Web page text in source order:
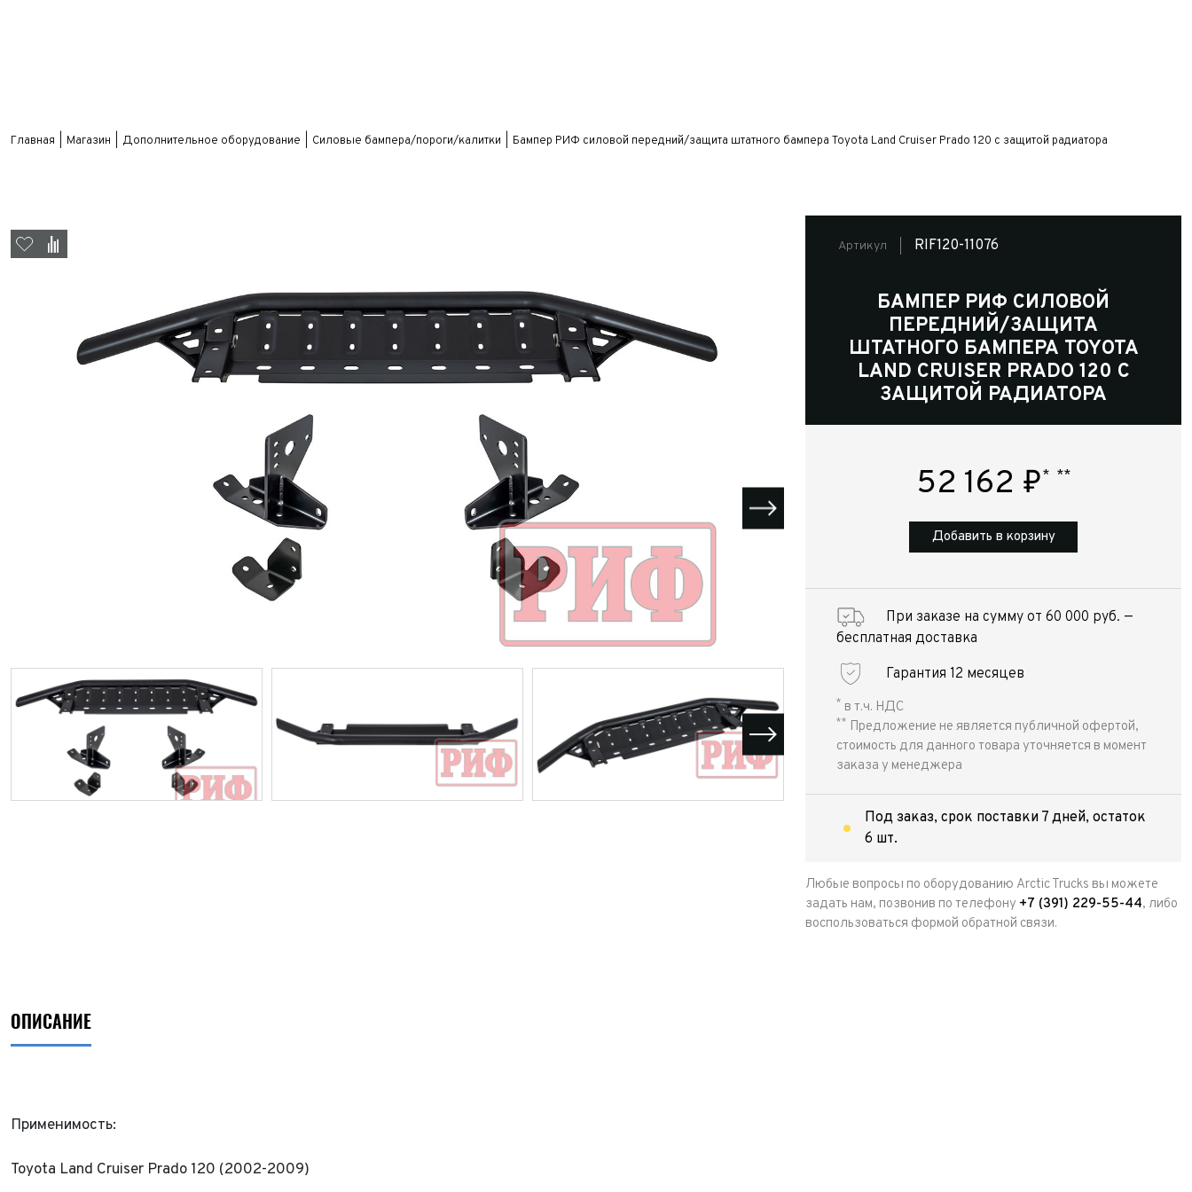
Главная Магазин Дополнительное оборудование Силовые бампера/пороги/калитки Бампер РИФ силовой передний/защита штатного бампера Toyota Land Cruiser Prado 120 c защитой радиатора
Артикул RIF120-11076
БАМПЕР РИФ СИЛОВОЙ
ПЕРЕДНИЙ/ЗАЩИТА
ШТАТНОГО БАМПЕРА TOYOTA
LAND CRUISER PRADO 120 C
ЗАЩИТОЙ РАДИАТОРА
52 162 ₽* **
Добавить в корзину
При заказе на сумму от 60 000 руб. —
бесплатная доставка
Гарантия 12 месяцев
* в т.ч. НДС
** Предложение не является публичной офертой,
стоимость для данного товара уточняется в момент
заказа у менеджера
Под заказ, срок поставки 7 дней, остаток
6 шт.
Любые вопросы по оборудованию Arctic Trucks вы можете
задать нам, позвонив по телефону +7 (391) 229-55-44, либо
воспользоваться формой обратной связи.
ОПИСАНИЕ
Применимость:
Toyota Land Cruiser Prado 120 (2002-2009)